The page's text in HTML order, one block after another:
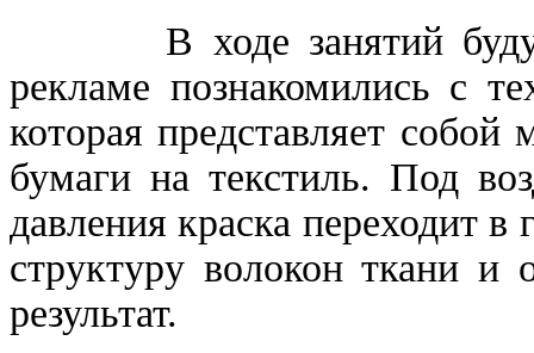
В ходе занятий
рекламе познакомились с
которая представляет собой
бумаги на текстиль. Под
давления краска переходит в
структуру волокон ткани и
результат.